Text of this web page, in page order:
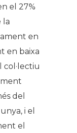
el 27%
la
en
en baixa
col·lectiu
del
i el
el